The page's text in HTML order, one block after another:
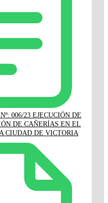
006/23 EJECUCIÓN DE
DE CAÑERÍAS EN EL
CIUDAD DE VICTORIA